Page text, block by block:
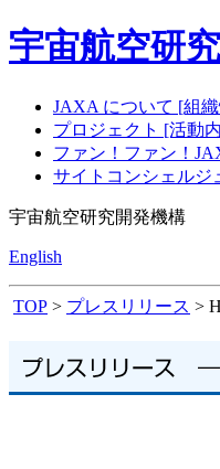
宇宙航空研
JAXA について [組
プロジェクト [活動
ファン！ファン！
サイトコンシェルジ
宇宙航空研究開発機構
English
TOP > プレスリリース >